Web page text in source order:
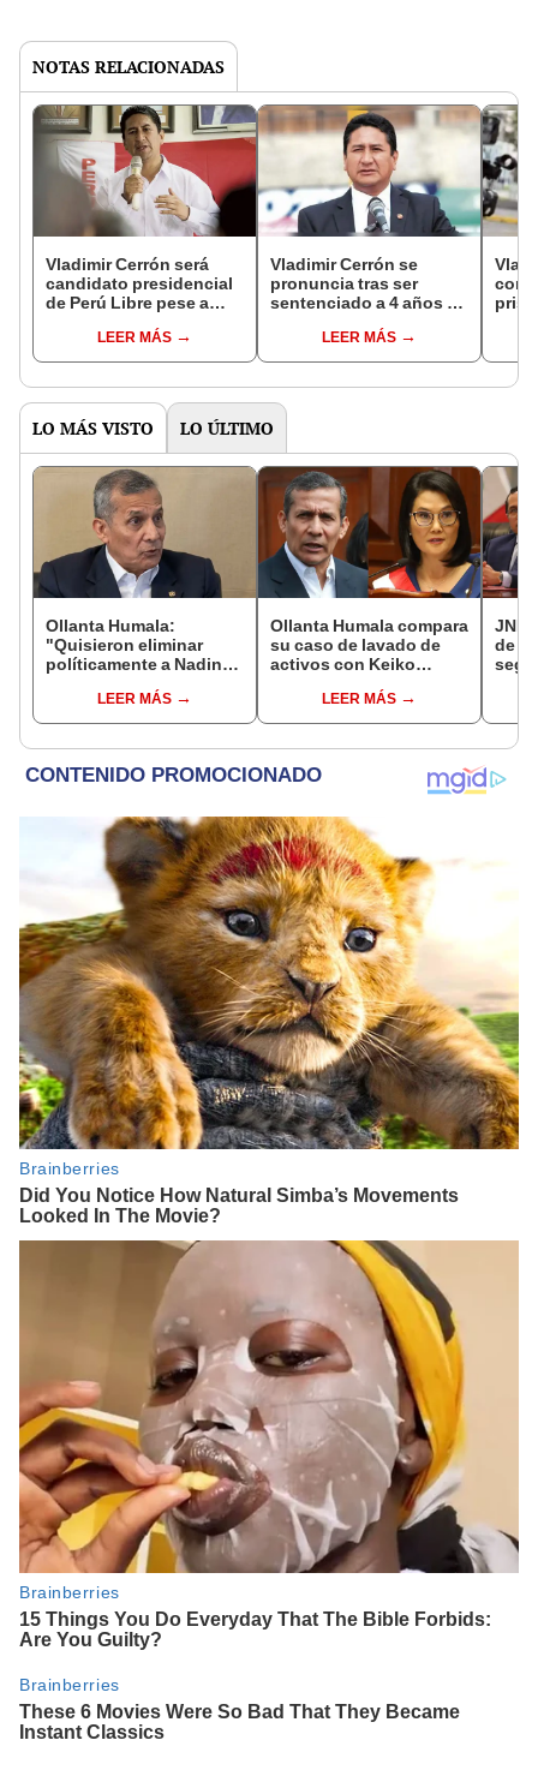
NOTAS RELACIONADAS
Vladimir Cerrón será
candidato presidencial
de Perú Libre pese a
voceroLEER MÁS
Vladimir Cerrón se
pronuncia tras ser
sentenciado a 4 años de
LEER MÁS
LO MÁS VISTO LO ÚLTIMO
Ollanta Humala:
"Quisieron eliminar
políticamente a Nadine
candidata"LEER MÁS
Ollanta Humala compara
su caso de lavado de
activos con Keiko
recibimos, ella sí
recibió"
LEER MÁS
JNE
de